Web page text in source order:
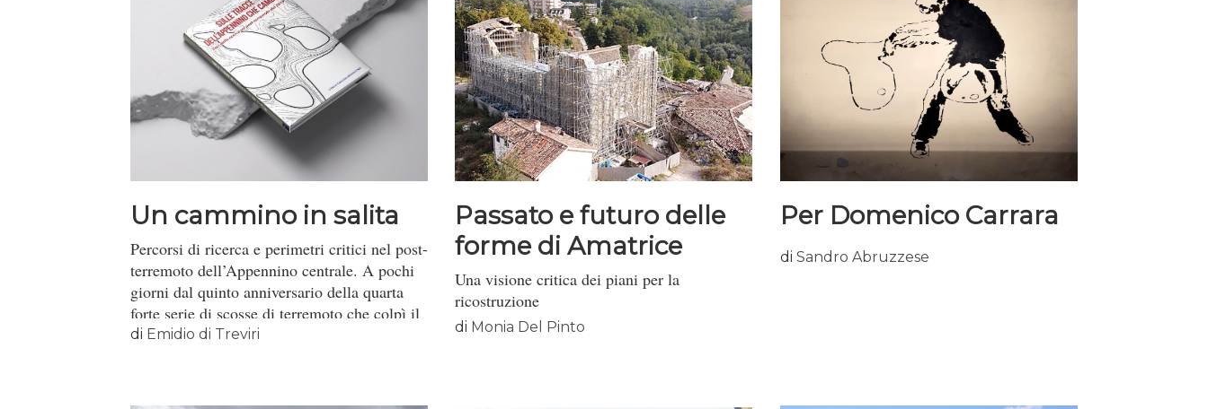
Un cammino in salita
Percorsi di ricerca e perimetri critici nel post-
terremoto dell’Appennino centrale. A pochi
giorni dal quinto anniversario della quarta
forte serie di scosse di terremoto che colpì il
Centro Italia fra l’agosto 2016 e il gennaio
di Emidio di Treviri
Passato e futuro delle
forme di Amatrice
Una visione critica dei piani per la
ricostruzione
di Monia Del Pinto
Per Domenico Carrara
di Sandro Abruzzese